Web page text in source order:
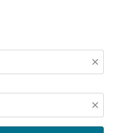
close
close